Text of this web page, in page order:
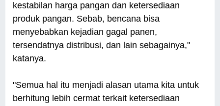
kestabilan harga pangan dan ketersediaan
produk pangan. Sebab, bencana bisa
menyebabkan kejadian gagal panen,
tersendatnya distribusi, dan lain sebagainya,"
katanya.
"Semua hal itu menjadi alasan utama kita untuk
berhitung lebih cermat terkait ketersediaan